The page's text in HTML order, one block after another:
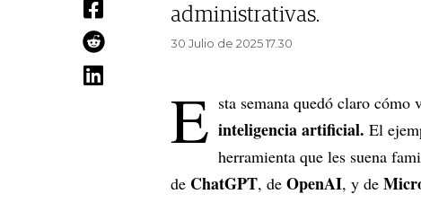
administrativas.
30 Julio de 2025 17.30
E sta semana quedó claro
inteligencia artificial. El
herramienta que les suena
de ChatGPT, de OpenAI, y de